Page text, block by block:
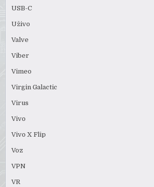
USB-C
Uživo
Valve
Viber
Vimeo
Virgin Galactic
Virus
Vivo
Vivo X Flip
Voz
VPN
VR